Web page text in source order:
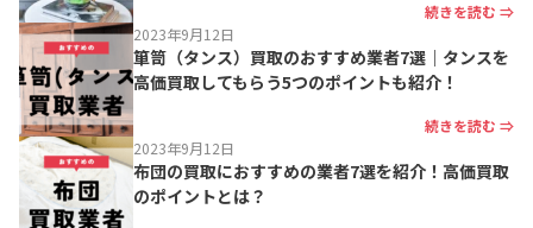
続きを読む ⇒
2023年9月12日
箪笥（タンス）買取のおすすめ業者7選｜タンスを
高価買取してもらう5つのポイントも紹介！
続きを読む ⇒
2023年9月12日
布団の買取におすすめの業者7選を紹介！高価買取
のポイントとは？